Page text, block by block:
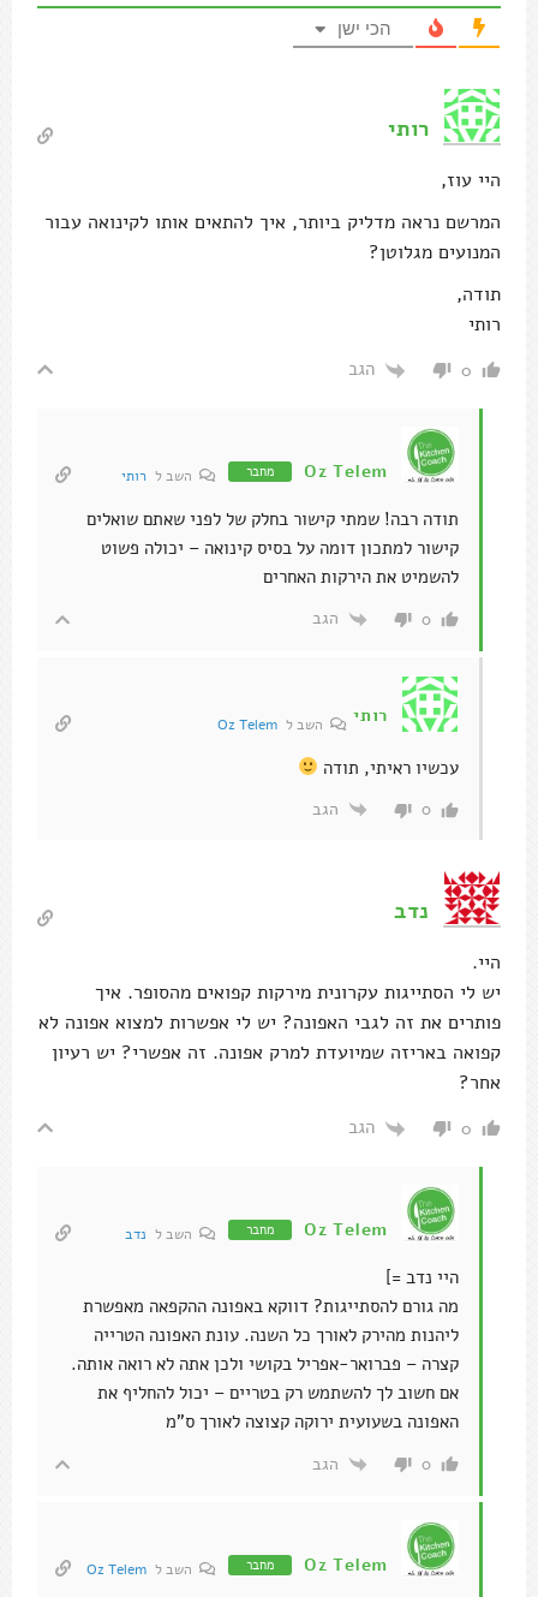
הכי ישן
רותי
היי עוז,
המרשם נראה מדליק ביותר, איך להתאים אותו לקינואה עבור
המנועים מגלוטן?
תודה,
רותי
0 הגב
Oz Telem מחבר השב ל רותי
תודה רבה! שמתי קישור בחלק של לפני שאתם שואלים
קישור למתכון דומה על בסיס קינואה – יכולה פשוט
להשמיט את הירקות האחרים
0 הגב
רותי השב ל Oz Telem
עכשיו ראיתי, תודה
0 הגב
נדב
היי.
יש לי הסתייגות עקרונית מירקות קפואים מהסופר. איך
פותרים את זה לגבי האפונה? יש לי אפשרות למצוא אפונה לא
קפואה באריזה שמיועדת למרק אפונה. זה אפשרי? יש רעיון
אחר?
0 הגב
Oz Telem מחבר השב ל נדב
היי נדב =]
מה גורם להסתייגות? דווקא באפונה ההקפאה מאפשרת
ליהנות מהירק לאורך כל השנה. עונת האפונה הטרייה
קצרה – פברואר-אפריל בקושי ולכן אתה לא רואה אותה.
אם חשוב לך להשתמש רק בטריים – יכול להחליף את
האפונה בשעועית ירוקה קצוצה לאורך ס"מ
0 הגב
Oz Telem מחבר השב ל Oz Telem